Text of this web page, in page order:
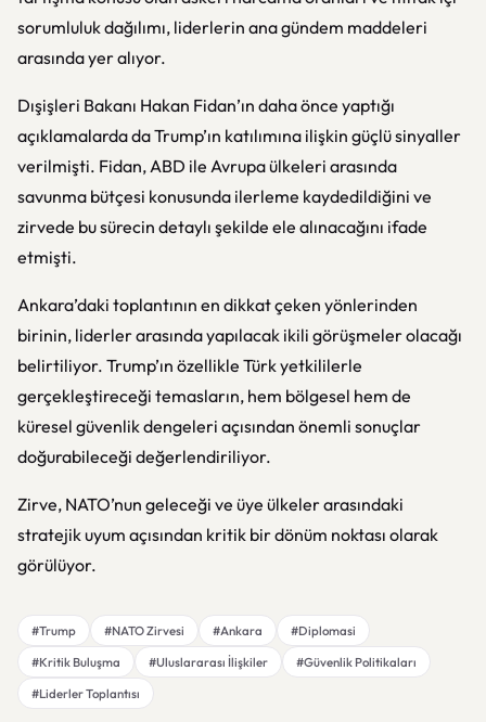
sorumluluk dağılımı, liderlerin ana gündem maddeleri
arasında yer alıyor.
Dışişleri Bakanı Hakan Fidan’ın daha önce yaptığı
açıklamalarda da Trump’ın katılımına ilişkin güçlü sinyaller
verilmişti. Fidan, ABD ile Avrupa ülkeleri arasında
savunma bütçesi konusunda ilerleme kaydedildiğini ve
zirvede bu sürecin detaylı şekilde ele alınacağını ifade
etmişti.
Ankara’daki toplantının en dikkat çeken yönlerinden
birinin, liderler arasında yapılacak ikili görüşmeler olacağı
belirtiliyor. Trump’ın özellikle Türk yetkililerle
gerçekleştireceği temasların, hem bölgesel hem de
küresel güvenlik dengeleri açısından önemli sonuçlar
doğurabileceği değerlendiriliyor.
Zirve, NATO’nun geleceği ve üye ülkeler arasındaki
stratejik uyum açısından kritik bir dönüm noktası olarak
görülüyor.
#Trump #NATO Zirvesi #Ankara
#Diplomasi
#Kritik Buluşma
#Uluslararası İlişkiler
#Güvenlik Politikaları
#Liderler Toplantısı